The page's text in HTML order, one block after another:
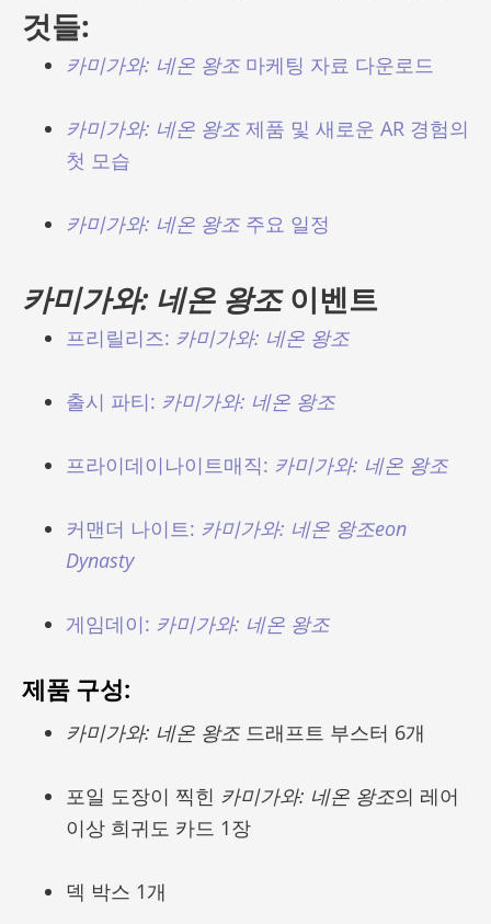
것들:
카미가와: 네온 왕조 마케팅 자료 다운로드
카미가와: 네온 왕조 제품 및 새로운 AR 경험의
첫 모습
카미가와: 네온 왕조 주요 일정
카미가와: 네온 왕조이벤트
프리릴리즈: 카미가와: 네온 왕조
출시 파티: 카미가와: 네온 왕조
프라이데이나이트매직: 카미가와: 네온 왕조
커맨더 나이트: 카미가와: 네온 왕조eon
Dynasty
게임데이: 카미가와: 네온 왕조
제품 구성:
카미가와: 네온 왕조 드래프트 부스터 6개
포일 도장이 찍힌 카미가와: 네온 왕조의 레어
이상 희귀도 카드 1장
덱 박스 1개